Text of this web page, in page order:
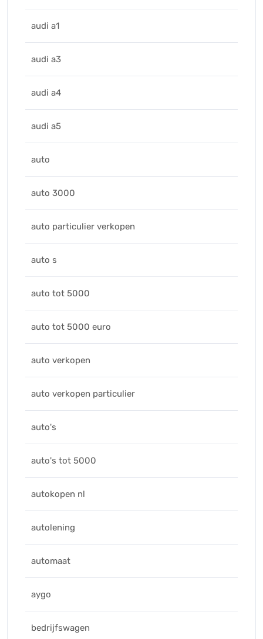
audi a1
audi a3
audi a4
audi a5
auto
auto 3000
auto particulier verkopen
auto s
auto tot 5000
auto tot 5000 euro
auto verkopen
auto verkopen particulier
auto's
auto's tot 5000
autokopen nl
autolening
automaat
aygo
bedrijfswagen